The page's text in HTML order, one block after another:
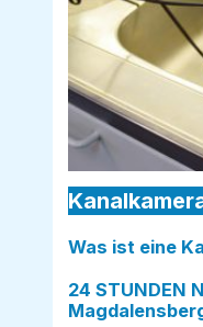
Was ist eine
24 STUNDEN